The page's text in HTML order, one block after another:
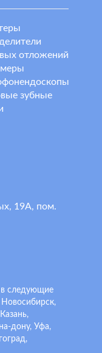
отложений
зубные
19А, пом.
следующие
дону, Уфа,